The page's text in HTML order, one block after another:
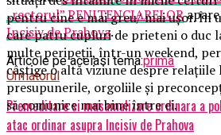
„rectorul” PENITENCIARELOR
Incisiv de Prahova.
Articole pe aceiasi tema:prima
Urmatorul
Premeditare si musamalizare ordinara a
atac ordinar asupra Incisiv de Prahova
pentru cine e mai greu/ mai ușor. În
care patru cupluri de prieteni o duc
multe peripeții, într-un weekend,
câștige o altă viziune despre relațiile
presupunerile, orgoliile și
să comunice mai bine între ei.